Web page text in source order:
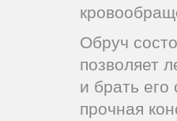
Обруч
позволяет
и брать его
прочная